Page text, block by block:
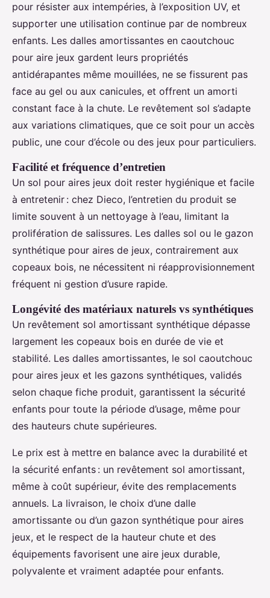
pour résister aux intempéries, à l’exposition UV, et
supporter une utilisation continue par de nombreux
enfants. Les dalles amortissantes en caoutchouc
pour aire jeux gardent leurs propriétés
antidérapantes même mouillées, ne se fissurent pas
face au gel ou aux canicules, et offrent un amorti
constant face à la chute. Le revêtement sol s’adapte
aux variations climatiques, que ce soit pour un accès
public, une cour d’école ou des jeux pour particuliers.
Facilité et fréquence d’entretien
Un sol pour aires jeux doit rester hygiénique et facile
à entretenir : chez Dieco, l’entretien du produit se
limite souvent à un nettoyage à l’eau, limitant la
prolifération de salissures. Les dalles sol ou le gazon
synthétique pour aires de jeux, contrairement aux
copeaux bois, ne nécessitent ni réapprovisionnement
fréquent ni gestion d’usure rapide.
Longévité des matériaux naturels vs synthétiques
Un revêtement sol amortissant synthétique dépasse
largement les copeaux bois en durée de vie et
stabilité. Les dalles amortissantes, le sol caoutchouc
pour aires jeux et les gazons synthétiques, validés
selon chaque fiche produit, garantissent la sécurité
enfants pour toute la période d’usage, même pour
des hauteurs chute supérieures.
Le prix est à mettre en balance avec la durabilité et
la sécurité enfants : un revêtement sol amortissant,
même à coût supérieur, évite des remplacements
annuels. La livraison, le choix d’une dalle
amortissante ou d’un gazon synthétique pour aires
jeux, et le respect de la hauteur chute et des
équipements favorisent une aire jeux durable,
polyvalente et vraiment adaptée pour enfants.